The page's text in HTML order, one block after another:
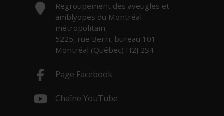
Adresse :
Regroupement des aveugles et
amblyopes du Montréal
métropolitain
5225, rue Berri, bureau 101
Montréal (Québec) H2J 2S4
Page Facebook
Chaîne YouTube